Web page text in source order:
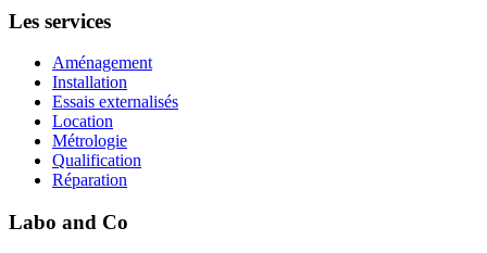
Les services
Aménagement
Installation
Essais externalisés
Location
Métrologie
Qualification
Réparation
Labo and Co